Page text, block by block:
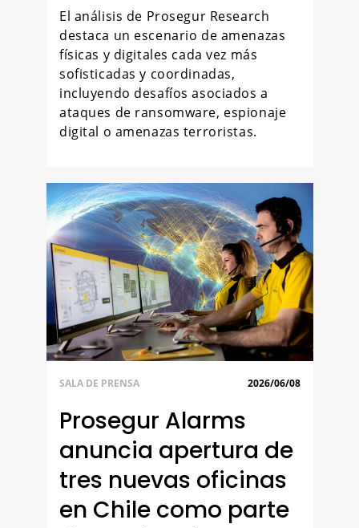
El análisis de Prosegur Research
destaca un escenario de amenazas
físicas y digitales cada vez más
sofisticadas y coordinadas,
incluyendo desafíos asociados a
ataques de ransomware, espionaje
digital o amenazas terroristas.
SALA DE PRENSA 2026/06/08
Prosegur Alarms
anuncia apertura de
tres nuevas oficinas
en Chile como parte